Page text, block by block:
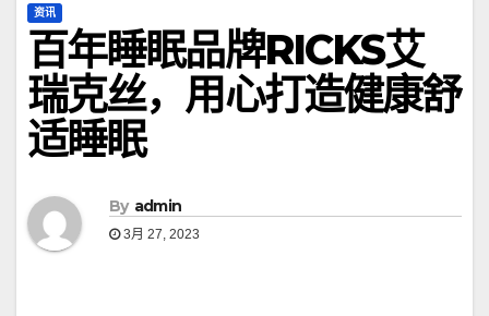
资讯
百年睡眠品牌RICKS艾
瑞克丝，用心打造健康舒
适睡眠
By admin
3月 27, 2023